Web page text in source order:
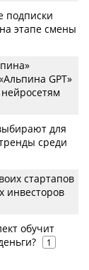
подписки
этапе смены
GPT»
для
среди
стартапов
инвесторов
обучит
1